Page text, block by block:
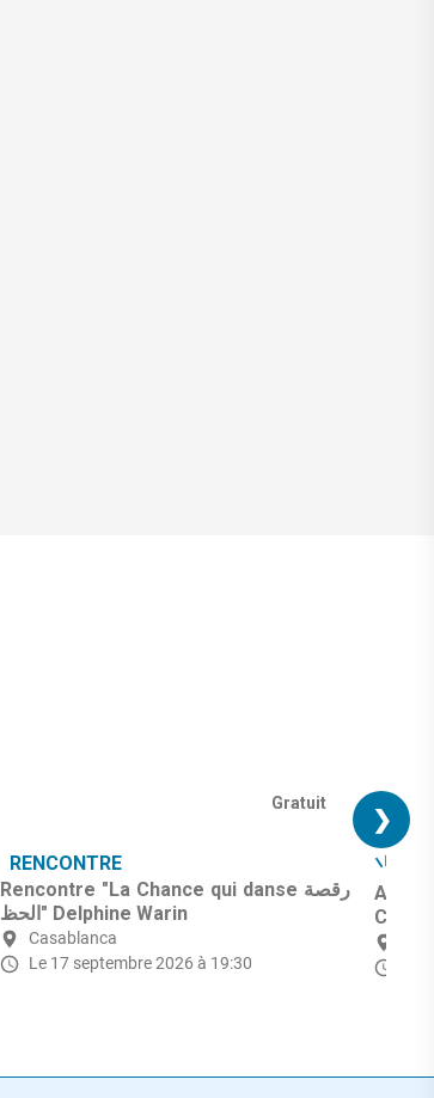
Gratuit
RENCONTRE
Rencontre "La Chance qui danse رقصة
الحظ" Delphine Warin
Casablanca
Le 17 septembre 2026 à 19:30
❯